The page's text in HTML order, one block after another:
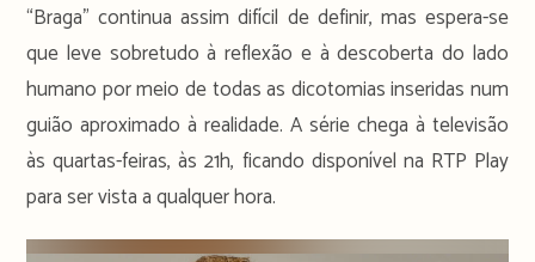
“Braga” continua assim difícil de definir, mas espera-se
que leve sobretudo à reflexão e à descoberta do lado
humano por meio de todas as dicotomias inseridas num
guião aproximado à realidade. A série chega à televisão
às quartas-feiras, às 21h, ficando disponível na RTP Play
para ser vista a qualquer hora.